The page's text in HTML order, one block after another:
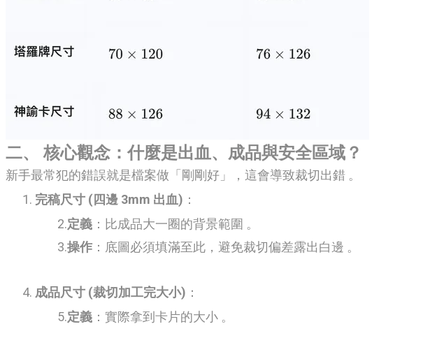
二、 核心觀念：什麼是出血、成品與安全區域？
新手最常犯的錯誤就是檔案做「剛剛好」，這會導致裁切出錯 。
完稿尺寸 (四邊 3mm 出血) ：
定義 ：比成品大一圈的背景範圍 。
操作 ：底圖必須填滿至此，避免裁切偏差露出白邊 。
成品尺寸 (裁切加工完大小) ：
定義 ：實際拿到卡片的大小 。